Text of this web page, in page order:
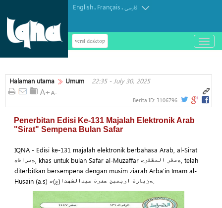
English. Français.فارسی
versi desktop
باز
و
کردن
Halaman utama Umum 22:35 - July 30, 2025
Berita ID: 3106796
Penerbitan Edisi Ke-131 Majalah Elektronik Arab
"Sirat" Sempena Bulan Safar
IQNA - Edisi ke-131 majalah elektronik berbahasa Arab, al-Sirat
«صراط», khas untuk bulan Safar al-Muzaffar «صفر المظفر», telah
diterbitkan bersempena dengan musim ziarah Arba'in Imam al-
Husain (a.s) «زیارت اربعین حضرت سید‌الشهدا(ع)».